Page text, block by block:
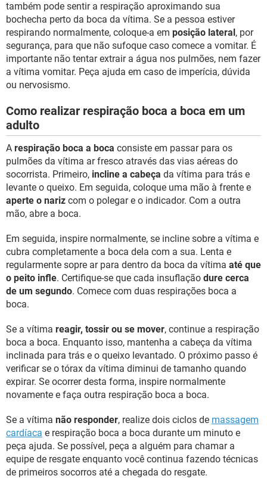
também pode sentir a respiração aproximando sua
bochecha perto da boca da vítima. Se a pessoa estiver
respirando normalmente, coloque-a em posição lateral, por
segurança, para que não sufoque caso comece a vomitar. É
importante não tentar extrair a água nos pulmões, nem fazer
a vítima vomitar. Peça ajuda em caso de imperícia, dúvida
ou nervosismo.
Como realizar respiração boca a boca em um
adulto
A respiração boca a boca consiste em passar para os
pulmões da vítima ar fresco através das vias aéreas do
socorrista. Primeiro, incline a cabeça da vítima para trás e
levante o queixo. Em seguida, coloque uma mão à frente e
aperte o nariz com o polegar e o indicador. Com a outra
mão, abre a boca.
Em seguida, inspire normalmente, se incline sobre a vítima e
cubra completamente a boca dela com a sua. Lenta e
regularmente sopre ar para dentro da boca da vítima até que
o peito infle. Certifique-se que cada insuflação dure cerca
de um segundo. Comece com duas respirações boca a
boca.
Se a vítima reagir, tossir ou se mover, continue a respiração
boca a boca. Enquanto isso, mantenha a cabeça da vítima
inclinada para trás e o queixo levantado. O próximo passo é
verificar se o tórax da vítima diminui de tamanho quando
expirar. Se ocorrer desta forma, inspire normalmente
novamente e faça outra respiração boca a boca.
Se a vítima não responder, realize dois ciclos de massagem
cardíaca e respiração boca a boca durante um minuto e
peça ajuda. Se possível, peça a alguém para chamar a
equipe de resgate enquanto você continua fazendo técnicas
de primeiros socorros até a chegada do resgate.